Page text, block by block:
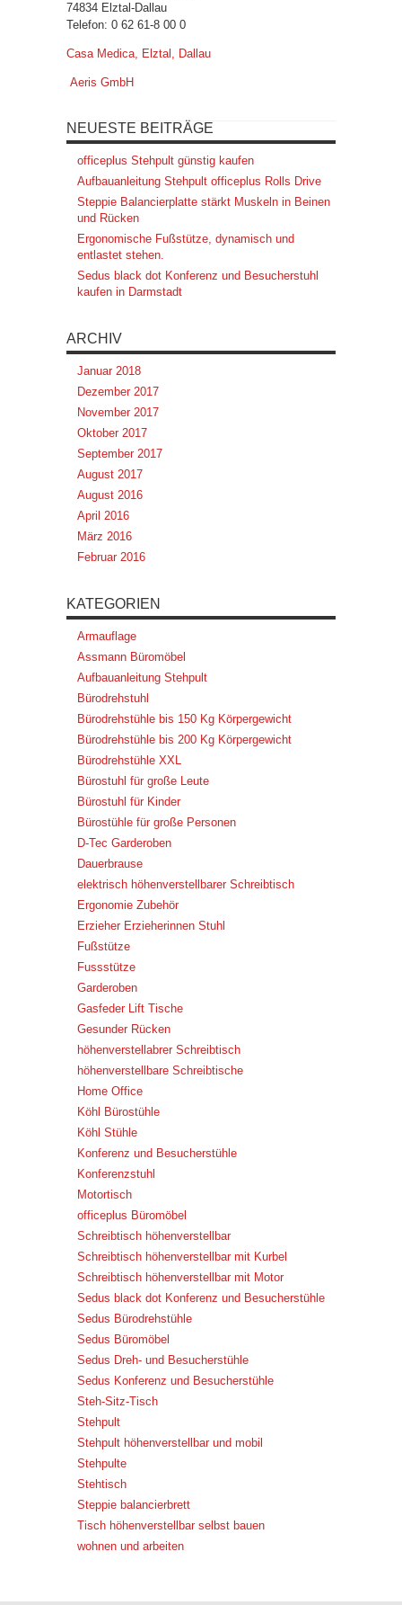
74834 Elztal-Dallau
Telefon: 0 62 61-8 00 0
Casa Medica, Elztal, Dallau
Aeris GmbH
NEUESTE BEITRÄGE
officeplus Stehpult günstig kaufen
Aufbauanleitung Stehpult officeplus Rolls Drive
Steppie Balancierplatte stärkt Muskeln in Beinen
und Rücken
Ergonomische Fußstütze, dynamisch und
entlastet stehen.
Sedus black dot Konferenz und Besucherstuhl
kaufen in Darmstadt
ARCHIV
Januar 2018
Dezember 2017
November 2017
Oktober 2017
September 2017
August 2017
August 2016
April 2016
März 2016
Februar 2016
KATEGORIEN
Armauflage
Assmann Büromöbel
Aufbauanleitung Stehpult
Bürodrehstuhl
Bürodrehstühle bis 150 Kg Körpergewicht
Bürodrehstühle bis 200 Kg Körpergewicht
Bürodrehstühle XXL
Bürostuhl für große Leute
Bürostuhl für Kinder
Bürostühle für große Personen
D-Tec Garderoben
Dauerbrause
elektrisch höhenverstellbarer Schreibtisch
Ergonomie Zubehör
Erzieher Erzieherinnen Stuhl
Fußstütze
Fussstütze
Garderoben
Gasfeder Lift Tische
Gesunder Rücken
höhenverstellabrer Schreibtisch
höhenverstellbare Schreibtische
Home Office
Köhl Bürostühle
Köhl Stühle
Konferenz und Besucherstühle
Konferenzstuhl
Motortisch
officeplus Büromöbel
Schreibtisch höhenverstellbar
Schreibtisch höhenverstellbar mit Kurbel
Schreibtisch höhenverstellbar mit Motor
Sedus black dot Konferenz und Besucherstühle
Sedus Bürodrehstühle
Sedus Büromöbel
Sedus Dreh- und Besucherstühle
Sedus Konferenz und Besucherstühle
Steh-Sitz-Tisch
Stehpult
Stehpult höhenverstellbar und mobil
Stehpulte
Stehtisch
Steppie balancierbrett
Tisch höhenverstellbar selbst bauen
wohnen und arbeiten